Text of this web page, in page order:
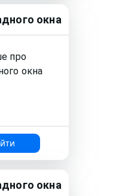
окна
про
окна
окна